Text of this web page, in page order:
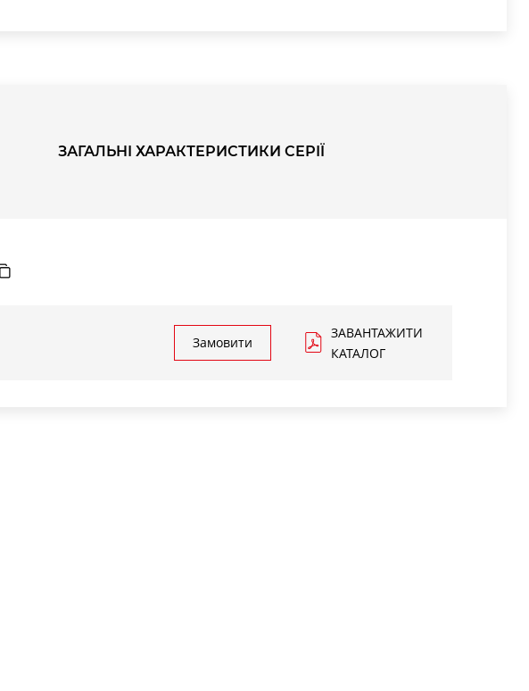
ЗАГАЛЬНІ ХАРАКТЕРИСТИКИ СЕРІЇ
Замовити
ЗАВАНТАЖИТИ
КАТАЛОГ